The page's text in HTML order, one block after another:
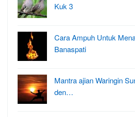
Kuk 3
Cara Ampuh Untuk
Banaspati
Mantra ajian Waringin
den…